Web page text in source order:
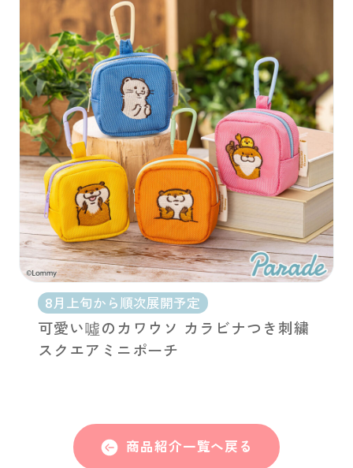
8月上旬から順次展開予定
可愛い噓のカワウソ カラビナつき刺繍
スクエアミニポーチ
商品紹介一覧へ戻る